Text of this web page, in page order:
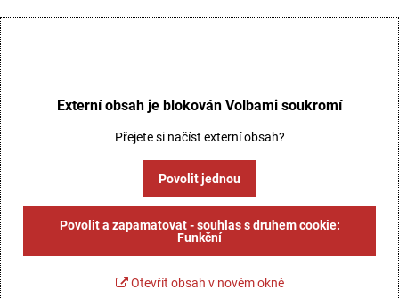
Externí obsah je blokován Volbami soukromí
Přejete si načíst externí obsah?
Povolit jednou
Povolit a zapamatovat - souhlas s druhem cookie:
Funkční
Otevřít obsah v novém okně